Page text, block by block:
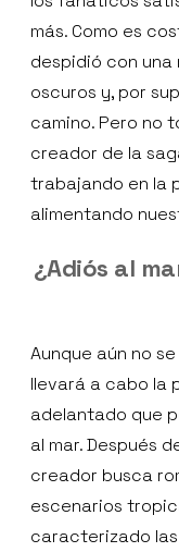
más. Como es
despidió con una
oscuros y, por
camino. Pero no
creador de la
trabajando en la
alimentando
¿Adiós al
Aunque aún no
llevará a cabo la
adelantado que
al mar. Después
creador busca
escenarios
caracterizado